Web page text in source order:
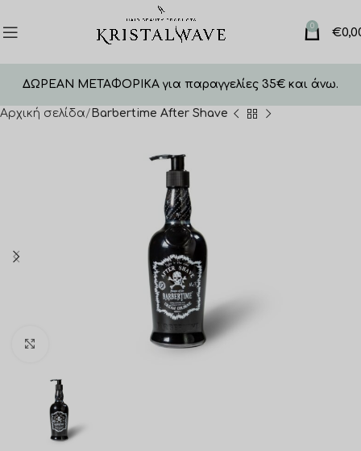
0 €
ΔΩΡΕΑΝ ΜΕΤΑΦΟΡΙΚΑ για παραγγελίες 35€ και άνω.
Αρχική σελίδα Barbertime After Shave